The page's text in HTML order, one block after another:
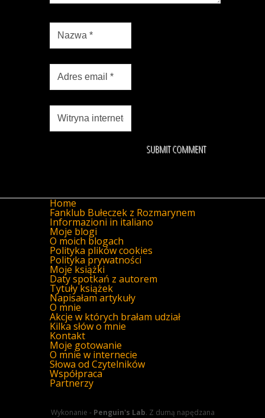
Home
Fanklub Bułeczek z Rozmarynem
Informazioni in italiano
Moje blogi
O moich blogach
Polityka plików cookies
Polityka prywatności
Moje książki
Daty spotkań z autorem
Tytuły książek
Napisałam artykuły
O mnie
Akcje w których brałam udział
Kilka słów o mnie
Kontakt
Moje gotowanie
O mnie w internecie
Słowa od Czytelników
Współpraca
Partnerzy
Wykonanie - Penguin's Lab. Z dumą napędzana